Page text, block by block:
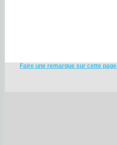
Faire une remarque sur cette page